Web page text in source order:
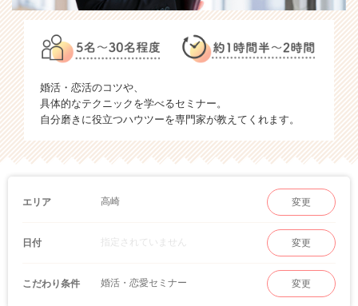
婚活・恋活のコツや、
具体的なテクニックを学べるセミナー。
自分磨きに役立つハウツーを専門家が教えてくれます。
エリア 高崎 変更
日付 指定されていません 変更
こだわり条件 婚活・恋愛セミナー 変更